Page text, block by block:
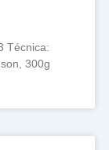
Técnica:
300g